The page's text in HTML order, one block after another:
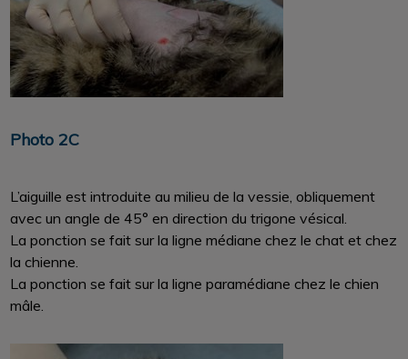
Photo 2C
L’aiguille est introduite au milieu de la vessie, obliquement
avec un angle de 45° en direction du trigone vésical.
La ponction se fait sur la ligne médiane chez le chat et chez
la chienne.
La ponction se fait sur la ligne paramédiane chez le chien
mâle.